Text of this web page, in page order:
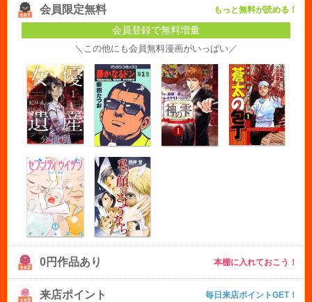
会員限定無料 もっと無料が読める！
会員登録で無料増量
＼この他にも会員無料漫画がいっぱい／
0円作品あり 本棚に入れておこう！
来店ポイント 毎日来店ポイントGET！